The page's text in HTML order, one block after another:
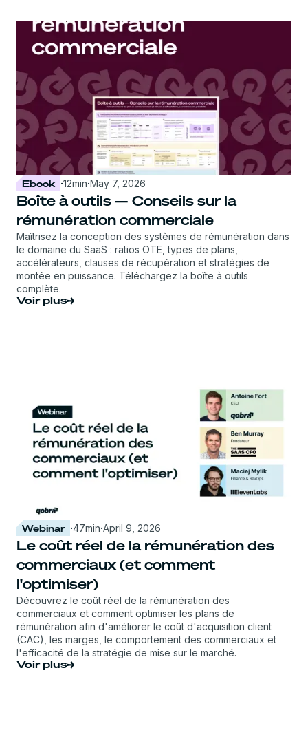
Ebook ·12min·May 7, 2026
Boîte à outils — Conseils sur la
rémunération commerciale
Maîtrisez la conception des systèmes de rémunération dans
le domaine du SaaS : ratios OTE, types de plans,
accélérateurs, clauses de récupération et stratégies de
montée en puissance. Téléchargez la boîte à outils
complète.
Voir plus
Webinar ·47min·April 9, 2026
Le coût réel de la rémunération des
commerciaux (et comment
l'optimiser)
Découvrez le coût réel de la rémunération des
commerciaux et comment optimiser les plans de
rémunération afin d'améliorer le coût d'acquisition client
(CAC), les marges, le comportement des commerciaux et
l'efficacité de la stratégie de mise sur le marché.
Voir plus